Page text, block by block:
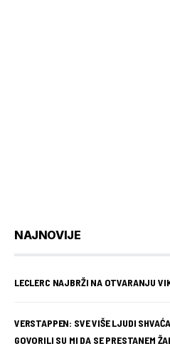
NAJNOVIJE
LECLERC NAJBRŽI NA OTVARANJU
VERSTAPPEN: SVE VIŠE LJUDI
GOVORILI SU MI DA SE PRESTANEM